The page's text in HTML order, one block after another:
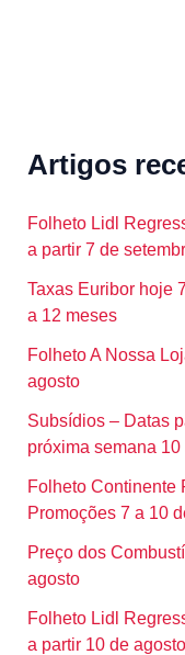
Artigos
Folheto Lidl
a partir 7 de
Taxas Euribor hoje
a 12 meses
Folheto A Nossa
agosto
Subsídios – Datas
próxima semana
Folheto Continente
Promoções 7 a 10
Preço dos
agosto
Folheto Lidl
a partir 10 de agosto